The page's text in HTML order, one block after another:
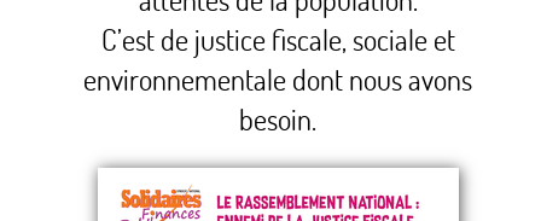
C’est de justice fiscale, sociale et
environnementale dont nous avons
besoin.